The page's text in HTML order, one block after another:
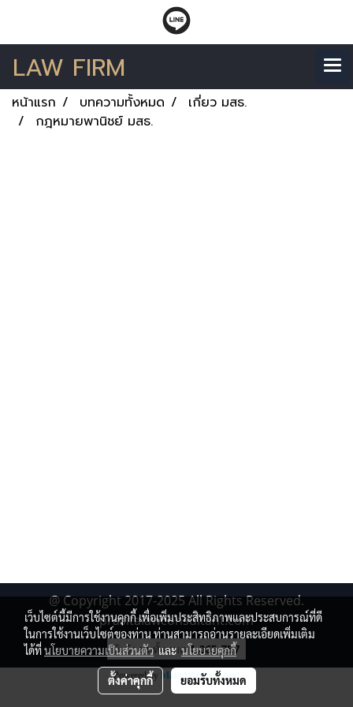
LAW FIRM
หน้าแรก บทความทั้งหมด
เกี่ยว มสธ.
กฎหมายพานิชย์ มสธ.
@ Copyright 2017-2025 All Rights Reserved.
prasitalawconsultant.com
ผู้เข้าชมทั้งหมด1,065,757
Powered by MakeWebEasy.com
เว็บไซต์นี้มีการใช้งานคุกกี้ เพื่อเพิ่มประสิทธิภาพและประสบการณ์ที่ดี
ในการใช้งานเว็บไซต์ของท่าน ท่านสามารถอ่านรายละเอียดเพิ่มเติม
ได้ที่นโยบายความเป็นส่วนตัวและนโยบายคุกกี้
ตั้งค่าคุกกี้ ยอมรับทั้งหมด